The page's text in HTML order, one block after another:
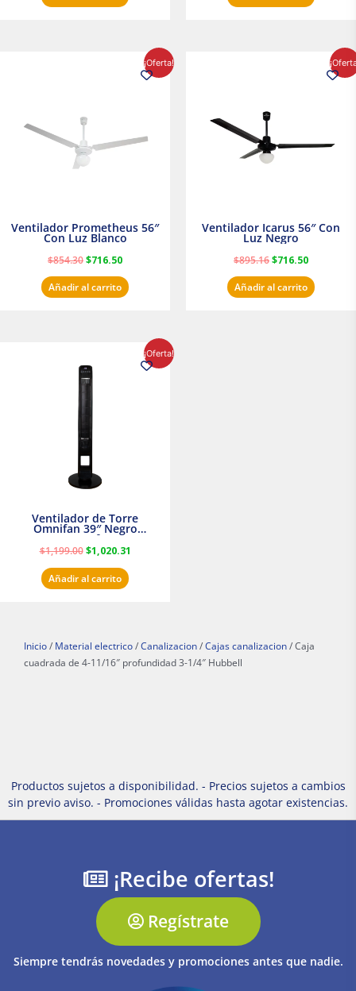
¡Oferta!
Ventilador Prometheus 56″
Con Luz Blanco
$854.30$716.50
precio
actual
Añadir al carrito
Ventilador Icarus 56″ Con
Luz Negro
$895.16$716.50
precio
actual
Añadir al carrito
¡Oferta!
Ventilador de Torre
Omnifan 39″ Negro
Masterfan
$1,199.00
original
era:
$1,020.31
precio
actual
Añadir al carrito
Inicio / Material electrico / Canalizacion / Cajas canalizacion / Caja
cuadrada de 4-11/16″ profundidad 3-1/4″ Hubbell
Productos sujetos a disponibilidad. - Precios sujetos a cambios
sin previo aviso. - Promociones válidas hasta agotar existencias.
¡Recibe ofertas!
Regístrate
Siempre tendrás novedades y promociones antes que nadie.